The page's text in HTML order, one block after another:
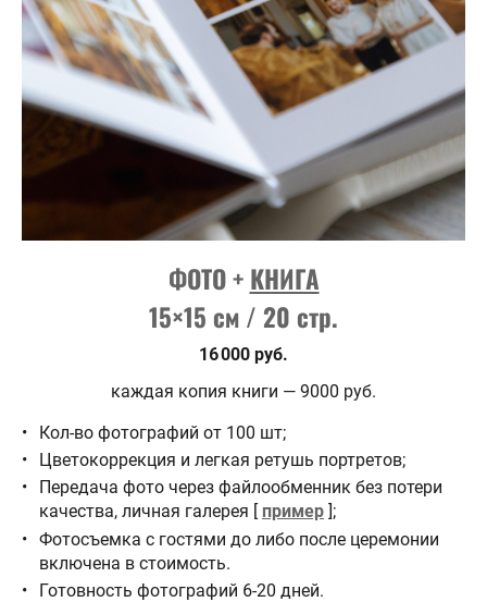
ФОТО + КНИГА
15×15 см / 20 стр.
16 000 руб.
каждая копия книги — 9000 руб.
Кол-во фотографий от 100 шт;
Цветокоррекция и легкая ретушь портретов;
Передача фото через файлообменник без потери
качества, личная галерея [ пример ];
Фотосъемка с гостями до либо после церемонии
включена в стоимость.
Готовность фотографий 6-20 дней.